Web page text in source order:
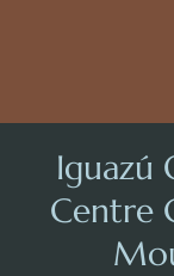
Iguazú
Centre